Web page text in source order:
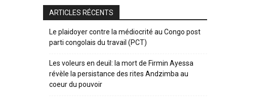
ARTICLES RÉCENTS
Le plaidoyer contre la médiocrité au Congo post
parti congolais du travail (PCT)
Les voleurs en deuil: la mort de Firmin Ayessa
révèle la persistance des rites Andzimba au
coeur du pouvoir